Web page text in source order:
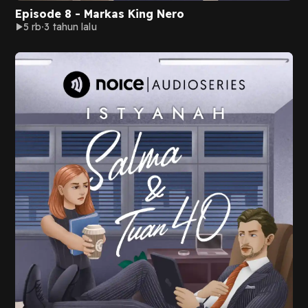
Episode 8 - Markas King Nero
5 rb 3 tahun lalu